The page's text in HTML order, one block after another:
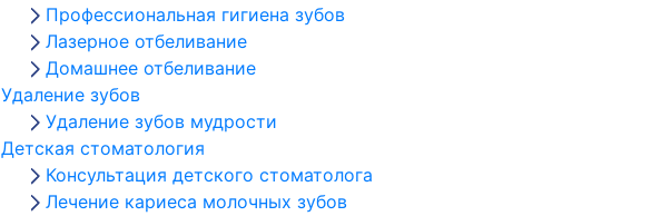
Профессиональная гигиена зубов
Лазерное отбеливание
Домашнее отбеливание
Удаление зубов
Удаление зубов мудрости
Детская стоматология
Консультация детского стоматолога
Лечение кариеса молочных зубов